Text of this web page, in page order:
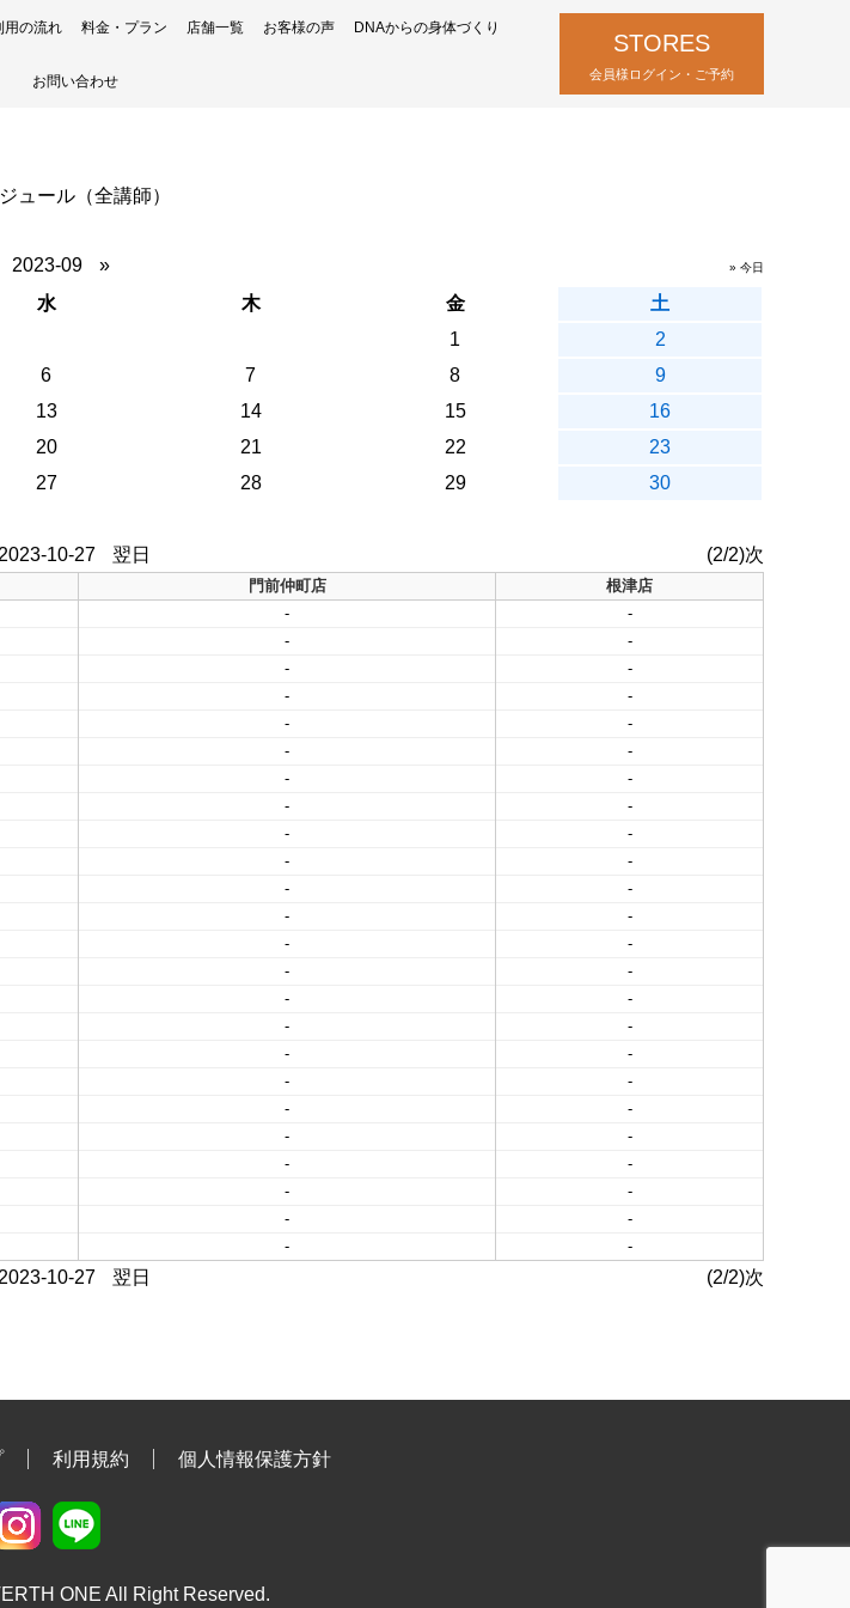
用の流れ 料金・プラン 店舗一覧 お客様の声 DNAからの身体づくり
お問い合わせ
STORES
会員様ログイン・ご予約
ュール（全講師）
2023-09 » » 今日
水 木 金
土
1
2
6 7 8
9
13 14 15
16
20 21 22
23
27 28 29 30
2023-10-27 翌日 (2/2)次
門前仲町店
根津店
-
-
-
-
-
-
-
-
-
-
-
-
-
-
-
-
-
-
-
-
-
-
-
-
-
-
-
-
-
-
-
-
-
-
-
-
-
-
-
-
-
-
-
-
-
-
- -
2023-10-27 翌日 (2/2)次
利用規約 個人情報保護方針
ONE All Right Reserved.